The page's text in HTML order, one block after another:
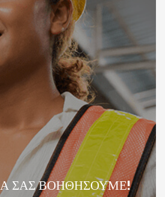
ΣΑΣ ΒΟΗΘΗΣΟΥΜΕ!